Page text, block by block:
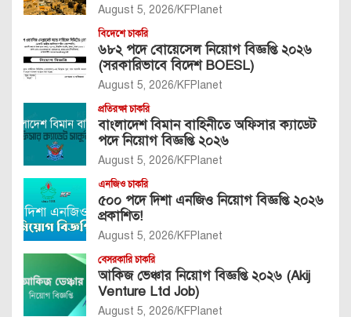
August 5, 2026 KFPlanet
বিদেশে চাকরি
৬৮২ পদে বোয়েসেল নিয়োগ বিজ্ঞপ্তি ২০২৬
(সরকারিভাবে বিদেশ BOESL)
August 5, 2026 KFPlanet
প্রতিরক্ষা চাকরি
বাংলাদেশ বিমান বাহিনীতে অফিসার ক্যাডেট
পদে নিয়োগ বিজ্ঞপ্তি ২০২৬
August 5, 2026 KFPlanet
এনজিও চাকরি
৫০০ পদে দিশা এনজিও নিয়োগ বিজ্ঞপ্তি ২০২৬
প্রকাশিত!
August 5, 2026 KFPlanet
বেসরকারি চাকরি
আকিজ ভেঞ্চার নিয়োগ বিজ্ঞপ্তি ২০২৬ (Akij
Venture Ltd Job)
August 5, 2026 KFPlanet